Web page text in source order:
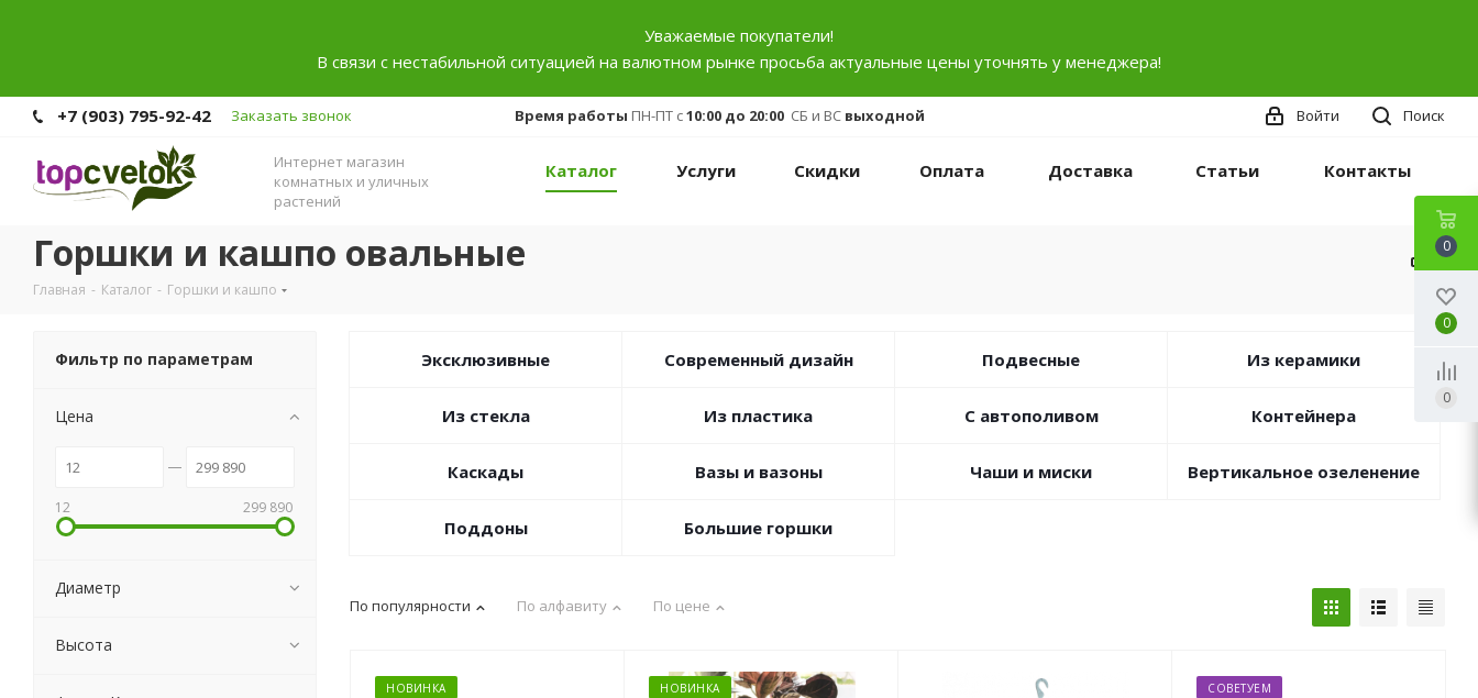
Уважаемые покупатели!
В связи с нестабильной ситуацией на валютном рынке просьба актуальные цены уточнять у менеджера!
+7 (903) 795-92-42 Заказать звонок Время работы ПН-ПТ с10:00 до 20:00 СБ и ВС выходной Поиск
Войти
Интернет магазин
комнатных и уличных
растений
Каталог Услуги Скидки Оплата Доставка Статьи Контакты
Горшки и кашпо овальные
Главная - Каталог - Горшки и кашпо
Эксклюзивные Современный дизайн Подвесные Из керамики
Из стекла Из пластика С автополивом Контейнера
Каскады Вазы и вазоны Чаши и миски Вертикальное озеленение
Поддоны Большие горшки
По популярности По алфавиту По цене
НОВИНКА НОВИНКА СОВЕТУЕМ
Фильтр по параметрам
Цена
12 299 890
Диаметр
Высота
0
0
0